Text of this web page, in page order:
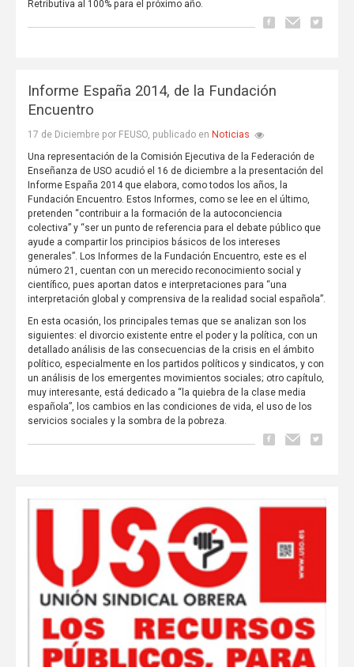
Retributiva al 100% para el próximo año.
Informe España 2014, de la Fundación
Encuentro
17 de Diciembre por FEUSO, publicado en Noticias
Una representación de la Comisión Ejecutiva de la Federación de
Enseñanza de USO acudió el 16 de diciembre a la presentación del
Informe España 2014 que elabora, como todos los años, la
Fundación Encuentro. Estos Informes, como se lee en el último,
pretenden “contribuir a la formación de la autoconciencia
colectiva” y “ser un punto de referencia para el debate público que
ayude a compartir los principios básicos de los intereses
generales”. Los Informes de la Fundación Encuentro, este es el
número 21, cuentan con un merecido reconocimiento social y
científico, pues aportan datos e interpretaciones para “una
interpretación global y comprensiva de la realidad social española”.
En esta ocasión, los principales temas que se analizan son los
siguientes: el divorcio existente entre el poder y la política, con un
detallado análisis de las consecuencias de la crisis en el ámbito
político, especialmente en los partidos políticos y sindicatos, y con
un análisis de los emergentes movimientos sociales; otro capítulo,
muy interesante, está dedicado a “la quiebra de la clase media
española”, los cambios en las condiciones de vida, el uso de los
servicios sociales y la sombra de la pobreza.